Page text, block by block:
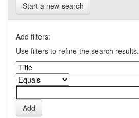
Start a new search
Add filters:
Use filters to refine the search results.